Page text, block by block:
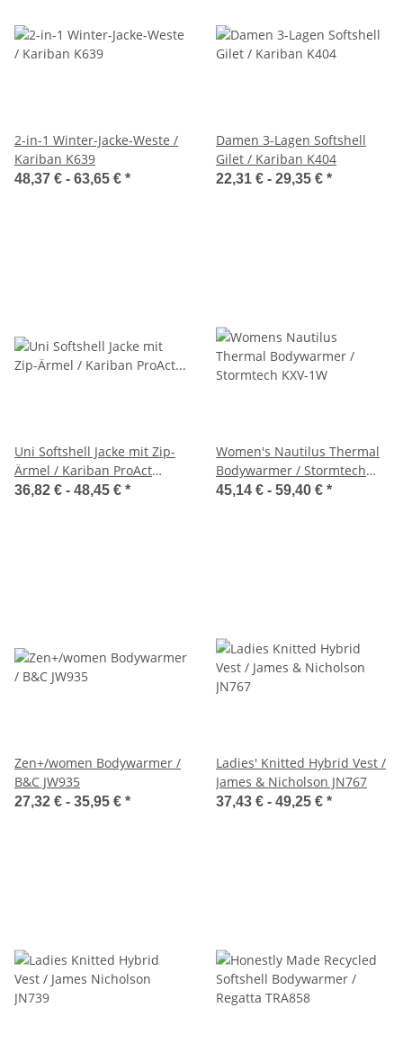
2-in-1 Winter-Jacke-Weste /
Kariban K639
48,37 € - 63,65 € *
Damen 3-Lagen Softshell
Gilet / Kariban K404
22,31 € - 29,35 € *
Uni Softshell Jacke mit Zip-
Ärmel / Kariban ProAct
PA323
36,82 € - 48,45 € *
Women's Nautilus Thermal
Bodywarmer / Stormtech
KXV-1W
45,14 € - 59,40 € *
Zen+/women Bodywarmer /
B&C JW935
27,32 € - 35,95 € *
Ladies' Knitted Hybrid Vest /
James & Nicholson JN767
37,43 € - 49,25 € *